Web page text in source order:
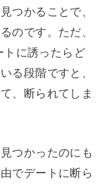
つかることで、
のです。ただ、
トに誘ったらど
る段階ですと、
、断られてしま
つかったのにも
でデートに断ら